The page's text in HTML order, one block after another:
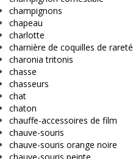
champignons
chapeau
charlotte
charnière de coquilles de rareté
charonia tritonis
chasse
chasseurs
chat
chaton
chauffe-accessoires de film
chauve-souris
chauve-souris orange noire
chauve-souris peinte